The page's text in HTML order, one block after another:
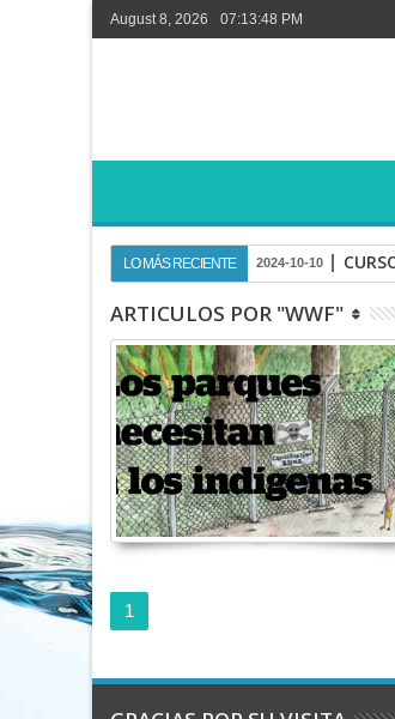
August 8, 2026 07:13:49 PM
LO MÁS RECIENTE 2024-10-10
ARTICULOS POR "WWF"
1